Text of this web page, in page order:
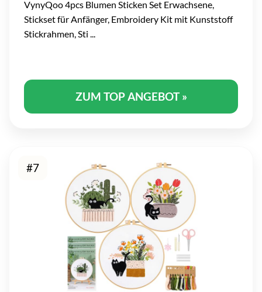
VynyQoo 4pcs Blumen Sticken Set Erwachsene,
Stickset für Anfänger, Embroidery Kit mit Kunststoff
Stickrahmen, Sti ...
ZUM TOP ANGEBOT »
#7